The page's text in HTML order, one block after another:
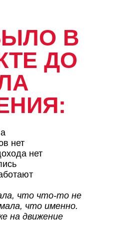
нет
нет
что что-то не
что именно.
на движение
В
ДО